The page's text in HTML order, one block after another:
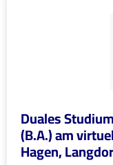
Duales
(B.A.) am
Hagen,